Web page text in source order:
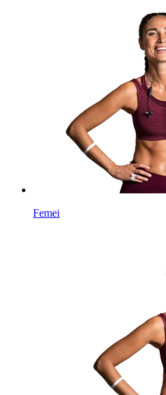
Femei